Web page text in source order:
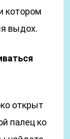
котором
выдох.
открыт
палец ко